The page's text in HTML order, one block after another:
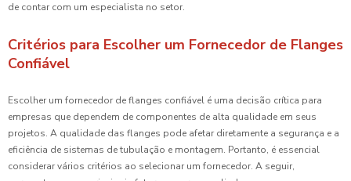
de contar com um especialista no setor.
Critérios para Escolher um Fornecedor de Flanges
Confiável
Escolher um fornecedor de flanges confiável é uma decisão crítica para
empresas que dependem de componentes de alta qualidade em seus
projetos. A qualidade das flanges pode afetar diretamente a segurança e a
eficiência de sistemas de tubulação e montagem. Portanto, é essencial
considerar vários critérios ao selecionar um fornecedor. A seguir,